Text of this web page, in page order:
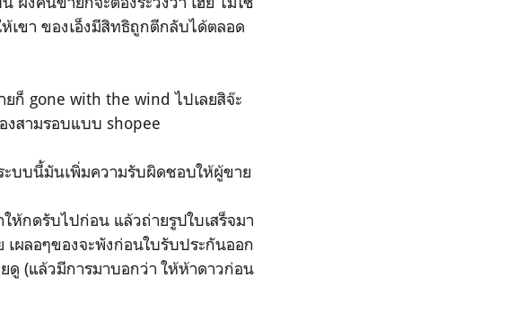
เขา ของเอ็งมีสิทธิถูกตีกลับได้ตลอด
ก็ gone with the wind ไปเลยสิจ๊ะ
งสามรอบแบบ shopee
บบนี้มันเพิ่มความรับผิดชอบให้ผู้ขาย
กดรับไปก่อน แล้วถ่ายรูปใบเสร็จมา
ผลอๆของจะพังก่อนใบรับประกันออก
ดู (แล้วมีการมาบอกว่า ให้ห้าดาวก่อน